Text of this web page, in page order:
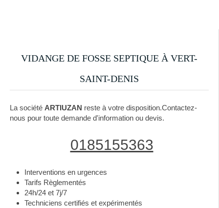
VIDANGE DE FOSSE SEPTIQUE À VERT-
SAINT-DENIS
La société ARTIUZAN reste à votre disposition.Contactez-
nous pour toute demande d'information ou devis.
0185155363
Interventions en urgences
Tarifs Règlementés
24h/24 et 7j/7
Techniciens certifiés et expérimentés